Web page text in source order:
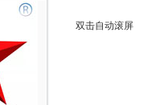
双击自动滚屏